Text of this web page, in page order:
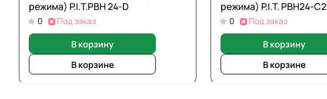
режима) P.I.T.PBH 24-D
0 Под заказ
В корзину
В корзине
режима) P.I.T. PBH24-C2
0 Под заказ
В корзину
В корзине